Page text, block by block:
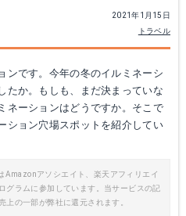
2021年1月15日
トラベル
ンです。今年の冬のイルミネーシ
たか。もしも、まだ決まっていな
ネーションはどうですか。そこで
ション穴場スポットを紹介してい
Amazonアソシエイト、楽天アフィリエイ
グラムに参加しています。当サービスの記
上の一部が弊社に還元されます。